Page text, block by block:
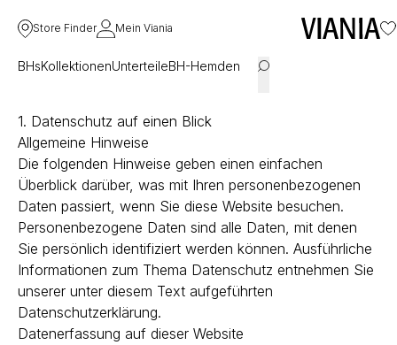
Store Finder Mein Viania
BHsKollektionenUnterteileBH-Hemden
1. Datenschutz auf einen Blick
Allgemeine Hinweise
Die folgenden Hinweise geben einen einfachen
Überblick darüber, was mit Ihren personenbezogenen
Daten passiert, wenn Sie diese Website besuchen.
Personenbezogene Daten sind alle Daten, mit denen
Sie persönlich identifiziert werden können. Ausführliche
Informationen zum Thema Datenschutz entnehmen Sie
unserer unter diesem Text aufgeführten
Datenschutzerklärung.
Datenerfassung auf dieser Website